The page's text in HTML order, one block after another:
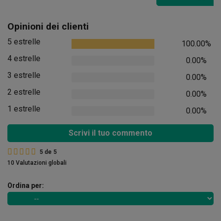
Opinioni dei clienti
5 estrelle
100.00%
4 estrelle
0.00%
3 estrelle
0.00%
2 estrelle
0.00%
1 estrelle
0.00%
Scrivi il tuo commento
5 de 5
10 Valutazioni globali
Ordina per: